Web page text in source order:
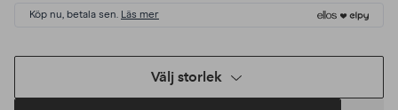
Köp nu, betala sen. Läs mer
Välj storlek